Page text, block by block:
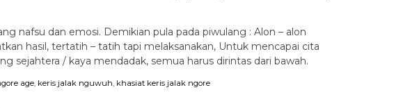
nafsu dan emosi. Demikian pula pada piwulang : Alon – alon
hasil, tertatih – tatih tapi melaksanakan, Untuk mencapai cita
sejahtera / kaya mendadak, semua harus dirintas dari bawah.
age, keris jalak nguwuh, khasiat keris jalak ngore